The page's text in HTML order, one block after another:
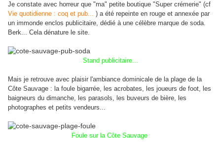
Je constate avec horreur que "ma" petite boutique "Super crémerie" (cf
Vie quotidienne : coq et pub... ) a été repeinte en rouge et annexée par
un immonde enclos publicitaire, dédié à une célèbre marque de soda.
Berk... Cela dénature le site.
Stand publicitaire...
Mais je retrouve avec plaisir l'ambiance dominicale de la plage de la
Côte Sauvage : la foule bigarrée, les acrobates, les joueurs de foot, les
baigneurs du dimanche, les parasols, les buveurs de bière, les
photographes et petits vendeurs...
Foule sur la Côte Sauvage